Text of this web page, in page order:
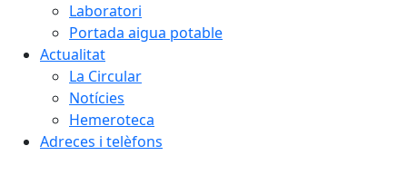
Laboratori
Portada aigua potable
Actualitat
La Circular
Notícies
Hemeroteca
Adreces i telèfons